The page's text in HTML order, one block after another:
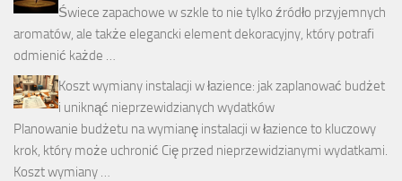
Świece zapachowe w szkle to nie tylko źródło przyjemnych
aromatów, ale także elegancki element dekoracyjny, który potrafi
odmienić każde …
Koszt wymiany instalacji w łazience: jak zaplanować budżet
i uniknąć nieprzewidzianych wydatków
Planowanie budżetu na wymianę instalacji w łazience to kluczowy
krok, który może uchronić Cię przed nieprzewidzianymi wydatkami.
Koszt wymiany …